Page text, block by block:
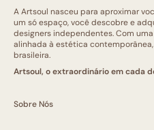
A Artsoul nasceu para aproximar
um só espaço, você descobre e
designers independentes. Com
alinhada à estética
brasileira.
Artsoul, o extraordinário em cada
Sobre Nós